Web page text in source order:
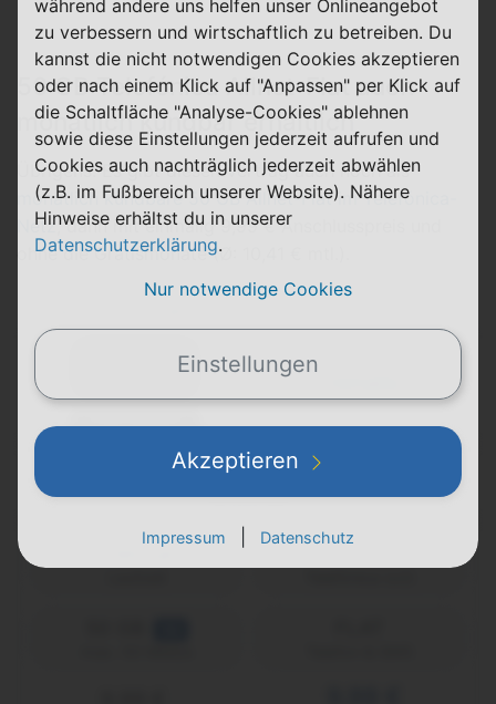
50 GB Telefónica Allnet-Flat auch
monatlich kündbar erhältlich
Übrigens: Es gibt diesen Vertrag auch noch als
monatlich kündbare 50 GB Allnet-Flat im Telefónica-
Netz, dann mit einmalig 9,99 € Anschlusspreis und
ohne die Gratismonate (Ø: 10,41 € mtl.).
monatlich kündbar & 50 GB für nur 9,99
€/Monat
1 Monat
während andere uns helfen unser Onlineangebot
zu verbessern und wirtschaftlich zu betreiben. Du
kannst die nicht notwendigen Cookies akzeptieren
oder nach einem Klick auf "Anpassen" per Klick auf
die Schaltfläche "Analyse-Cookies" ablehnen
sowie diese Einstellungen jederzeit aufrufen und
Cookies auch nachträglich jederzeit abwählen
(z.B. im Fußbereich unserer Website). Nähere
Hinweise erhältst du in unserer
Datenschutzerklärung.
Nur notwendige Cookies
Einstellungen
Akzeptieren
Impressum Datenschutz